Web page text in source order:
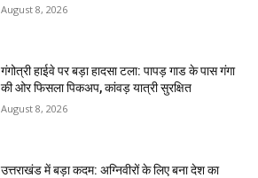
August 8, 2026
गंगोत्री हाईवे पर बड़ा हादसा टला: पापड़ गाड के पास गंगा
की ओर फिसला पिकअप, कांवड़ यात्री सुरक्षित
August 8, 2026
उत्तराखंड में बड़ा कदम: अग्निवीरों के लिए बना देश का